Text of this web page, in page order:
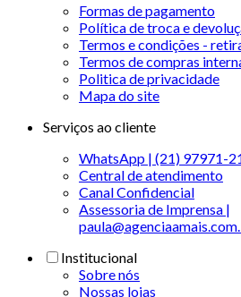
Formas de pagamento
Política de troca e
Termos e condições -
Termos de compras
Politica de privacidade
Mapa do site
Serviços ao cliente
WhatsApp | (21) 97971-
Central de atendimento
Canal Confidencial
Assessoria de Imprensa |
Institucional
Sobre nós
Nossas lojas